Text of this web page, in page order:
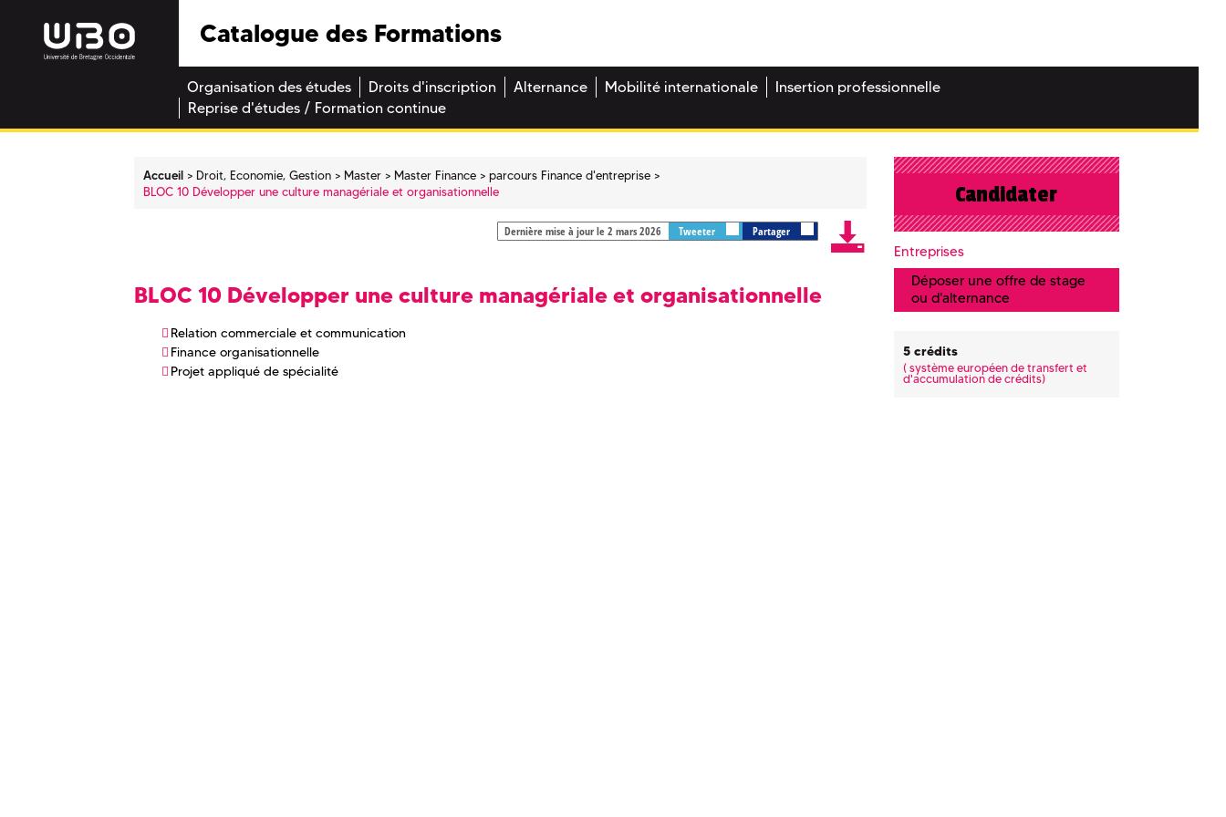
Catalogue des Formations
Organisation des études Droits d'inscription Alternance Mobilité internationale
Insertion professionnelle
Reprise d'études / Formation continue
Accueil Droit, Economie, Gestion Master Master Finance
parcours Finance d'entreprise
BLOC 10 Développer une culture managériale et organisationnelle
Dernière mise à jour le 2 mars 2026 Tweeter Partager
BLOC 10 Développer une culture managériale et organisationnelle
Relation commerciale et communication
Finance organisationnelle
Projet appliqué de spécialité
Candidater
Entreprises
Déposer une offre de stage
ou d'alternance
5 crédits
(système européen de transfert et
d'accumulation de crédits)